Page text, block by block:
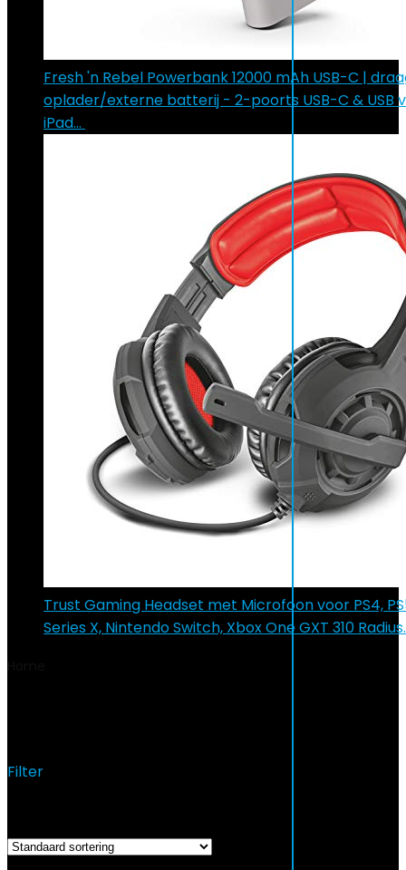
Fresh 'n Rebel Powerbank 12000 mAh USB-C |
oplader/externe batterij - 2-poorts USB-C & USB
iPad…
Trust Gaming Headset met Microfoon voor PS4,
Series X, Nintendo Switch, Xbox One GXT 310
Filter